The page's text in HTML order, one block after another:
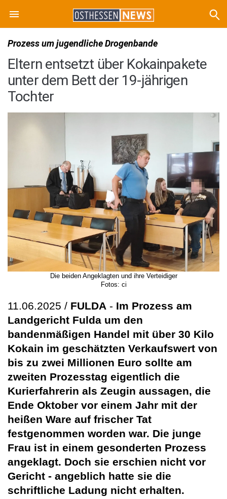
Prozess um jugendliche Drogenbande
Eltern entsetzt über Kokainpakete
unter dem Bett der 19-jährigen
Tochter
Die beiden Angeklagten und ihre Verteidiger
Fotos: ci
11.06.2025 / FULDA - Im Prozess am
Landgericht Fulda um den
bandenmäßigen Handel mit über 30 Kilo
Kokain im geschätzten Verkaufswert von
bis zu zwei Millionen Euro sollte am
zweiten Prozesstag eigentlich die
Kurierfahrerin als Zeugin aussagen, die
Ende Oktober vor einem Jahr mit der
heißen Ware auf frischer Tat
festgenommen worden war. Die junge
Frau ist in einem gesonderten Prozess
angeklagt. Doch sie erschien nicht vor
Gericht - angeblich hatte sie die
schriftliche Ladung nicht erhalten.